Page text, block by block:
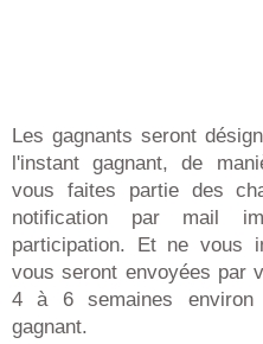
Les gagnants seront
l'instant gagnant, de
vous faites partie des
notification par mail
participation. Et ne vous
vous seront envoyées par
4 à 6 semaines
gagnant.